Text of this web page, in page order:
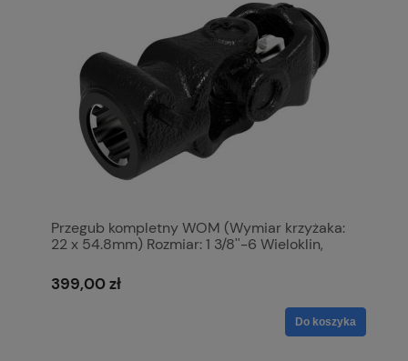
Przegub kompletny WOM (Wymiar krzyżaka:
22 x 54.8mm) Rozmiar: 1 3/8''-6 Wieloklin,
Referencyjny: Ooa. S.6420
399,00 zł
Do koszyka